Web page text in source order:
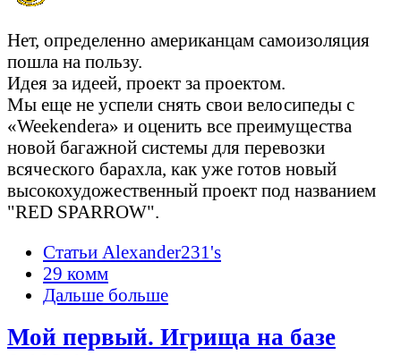
Нет, определенно американцам самоизоляция
пошла на пользу.
Идея за идеей, проект за проектом.
Мы еще не успели снять свои велосипеды с
«Weekendera» и оценить все преимущества
новой багажной системы для перевозки
всяческого барахла, как уже готов новый
высокохудожественный проект под названием
"RED SPARROW".
Статьи Alexander231's
29 комм
Дальше больше
Мой первый. Игрища на базе